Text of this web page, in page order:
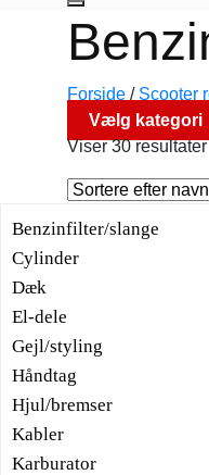
Forside / Scooter
Vælg kategori
Viser 30 resultater
Benzinfilter/slange
Cylinder
Dæk
El-dele
Gejl/styling
Håndtag
Hjul/bremser
Kabler
Karburator